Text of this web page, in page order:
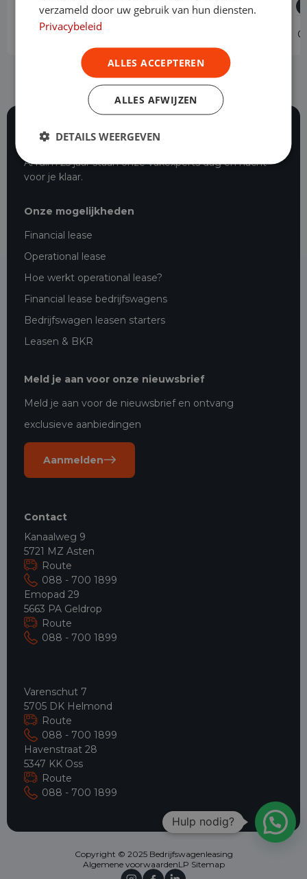
Asten
L2H1
Operational lease
Al ruim 25 jaar staan onze vakexperts dag en nacht
voor je klaar.
Onze mogelijkheden
Financial lease
Operational lease
Hoe werkt operational lease?
Financial lease bedrijfswagens
Bedrijfswagen leasen starters
Leasen & BKR
Meld je aan voor onze nieuwsbrief
Meld je aan voor de nieuwsbrief en ontvang
exclusieve aanbiedingen
Aanmelden
Contact
Kanaalweg 9
5721 MZ Asten
Route
088 - 700 1899
Emopad 29
5663 PA Geldrop
Route
088 - 700 1899
Varenschut 7
5705 DK Helmond
Route
088 - 700 1899
Havenstraat 28
5347 KK Oss
Route
088 - 700 1899
Copyright © 2025 Bedrijfswagenleasing
Algemene voorwaardenLP Sitemap
Hulp nodig?
verzameld door uw gebruik van hun diensten.
Privacybeleid
ALLES ACCEPTEREN
ALLES AFWIJZEN
DETAILS WEERGEVEN